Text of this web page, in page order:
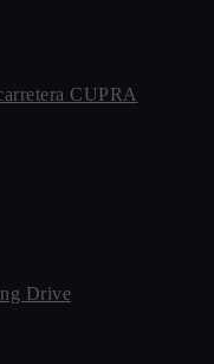
CUPRA
Drive